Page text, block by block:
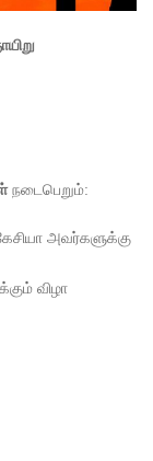
நடைபெறும்:
அவர்களுக்கு
விழா